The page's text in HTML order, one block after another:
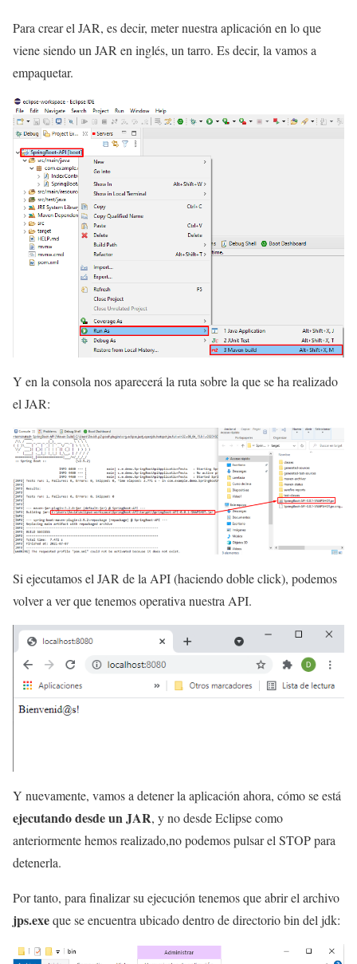
Para crear el JAR, es decir, meter nuestra aplicación en lo que
viene siendo un JAR en inglés, un tarro. Es decir, la vamos a
empaquetar.
Y en la consola nos aparecerá la ruta sobre la que se ha realizado
el JAR:
Si ejecutamos el JAR de la API (haciendo doble click), podemos
volver a ver que tenemos operativa nuestra API.
Y nuevamente, vamos a detener la aplicación ahora, cómo se está
ejecutando desde un JAR, y no desde Eclipse como
anteriormente hemos realizado,no podemos pulsar el STOP para
detenerla.
Por tanto, para finalizar su ejecución tenemos que abrir el archivo
jps.exeque se encuentra ubicado dentro de directorio bin del jdk: